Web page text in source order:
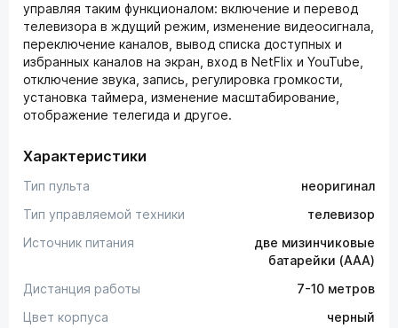
управляя таким функционалом: включение и перевод
телевизора в ждущий режим, изменение видеосигнала,
переключение каналов, вывод списка доступных и
избранных каналов на экран, вход в NetFlix и YouTube,
отключение звука, запись, регулировка громкости,
установка таймера, изменение масштабирование,
отображение телегида и другое.
Характеристики
Тип пульта
неоригинал
Тип управляемой техники
телевизор
Источник питания
две мизинчиковые
батарейки (AAA)
Дистанция работы
7-10 метров
Цвет корпуса
черный